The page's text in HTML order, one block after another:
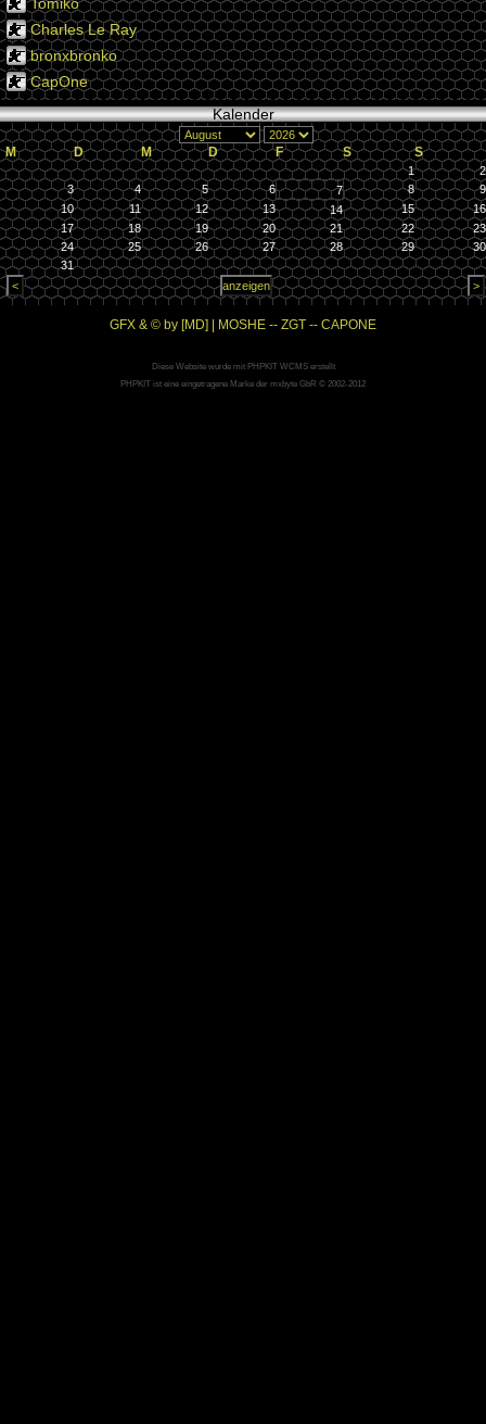
Tomiko
Charles Le Ray
bronxbronko
CapOne
Kalender
M D M D F S S
1
2
3
4 5 6 7 8
9
10
11 12 13 14 15
16
17
18 19 20 21 22
23
24
25 26 27 28 29
30
31
GFX & © by [MD] | MOSHE -- ZGT -- CAPONE
Diese Website wurde mit PHPKIT WCMS erstellt
PHPKIT ist eine eingetragene Marke der mxbyte GbR © 2002-2012